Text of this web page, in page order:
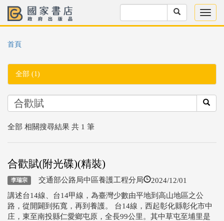
首頁
全部 (1)
全部 相關搜尋結果 共 1 筆
合歡賦(附光碟)(精裝)
李瑞宗 交通部公路局中區養護工程分局 2024/12/01
講述台14線、台14甲線，為臺灣少數由平地到高山地區之公
路，從開闢到拓寬，再到養護。 台14線，西起彰化縣彰化市中
庄，東至南投縣仁愛鄉屯原，全長99公里。其中草屯至埔里是